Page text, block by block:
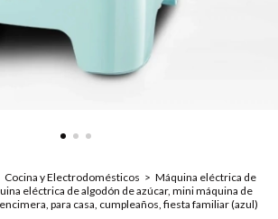
Cocina y Electrodomésticos > Máquina eléctrica de
eléctrica de algodón de azúcar, mini máquina de
para casa, cumpleaños, fiesta familiar (azul)